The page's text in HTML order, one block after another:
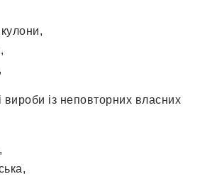
вироби із неповторних власних